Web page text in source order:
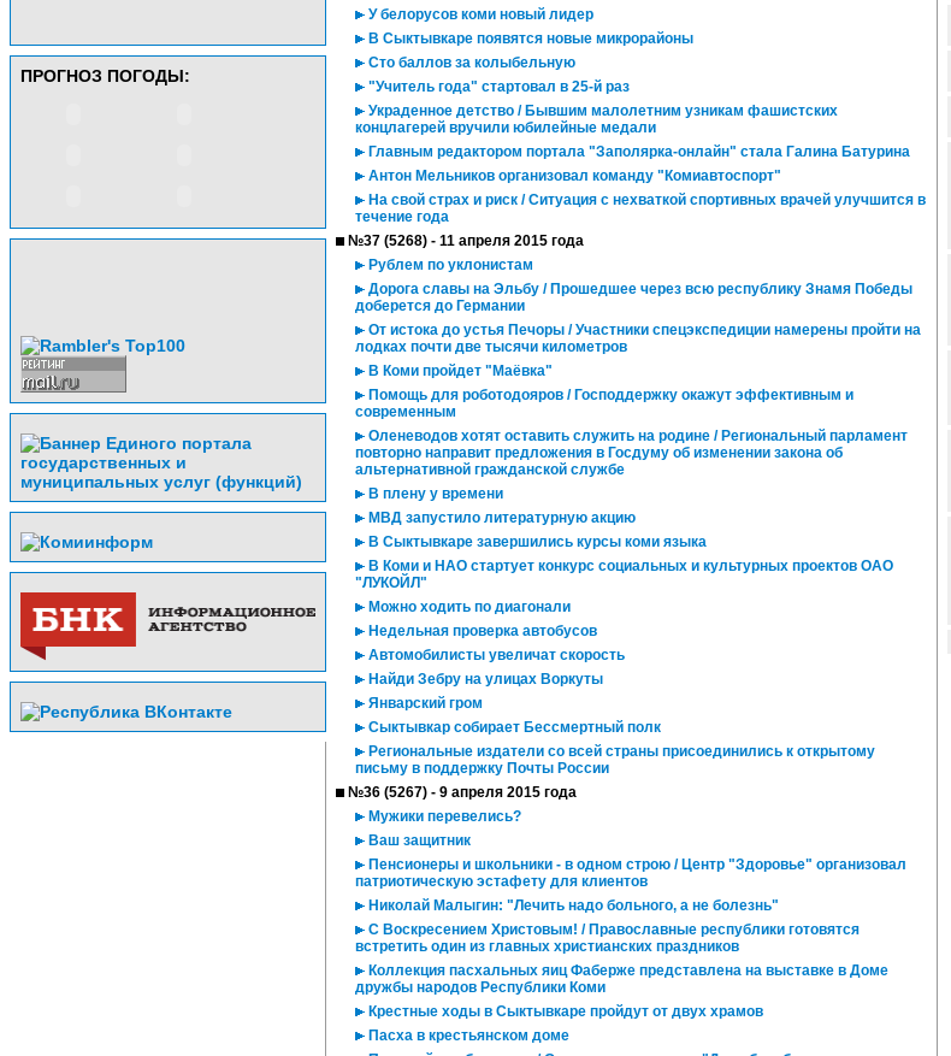
ПРОГНОЗ ПОГОДЫ:
У белорусов коми новый лидер
В Сыктывкаре появятся новые микрорайоны
Сто баллов за колыбельную
"Учитель года" стартовал в 25-й раз
Украденное детство / Бывшим малолетним узникам фашистских
концлагерей вручили юбилейные медали
Главным редактором портала "Заполярка-онлайн" стала Галина Батурина
Антон Мельников организовал команду "Комиавтоспорт"
На свой страх и риск / Ситуация с нехваткой спортивных врачей улучшится в
течение года
№37 (5268) - 11 апреля 2015 года
Рублем по уклонистам
Дорога славы на Эльбу / Прошедшее через всю республику Знамя Победы
доберется до Германии
От истока до устья Печоры / Участники спецэкспедиции намерены пройти на
лодках почти две тысячи километров
В Коми пройдет "Маёвка"
Помощь для роботодояров / Господдержку окажут эффективным и
современным
Оленеводов хотят оставить служить на родине / Региональный парламент
повторно направит предложения в Госдуму об изменении закона об
альтернативной гражданской службе
В плену у времени
МВД запустило литературную акцию
В Сыктывкаре завершились курсы коми языка
В Коми и НАО стартует конкурс социальных и культурных проектов ОАО
"ЛУКОЙЛ"
Можно ходить по диагонали
Недельная проверка автобусов
Автомобилисты увеличат скорость
Найди Зебру на улицах Воркуты
Январский гром
Сыктывкар собирает Бессмертный полк
Региональные издатели со всей страны присоединились к открытому
письму в поддержку Почты России
№36 (5267) - 9 апреля 2015 года
Мужики перевелись?
Ваш защитник
Пенсионеры и школьники - в одном строю / Центр "Здоровье" организовал
патриотическую эстафету для клиентов
Николай Малыгин: "Лечить надо больного, а не болезнь"
С Воскресением Христовым! / Православные республики готовятся
встретить один из главных христианских праздников
Коллекция пасхальных яиц Фаберже представлена на выставке в Доме
дружбы народов Республики Коми
Крестные ходы в Сыктывкаре пройдут от двух храмов
Пасха в крестьянском доме